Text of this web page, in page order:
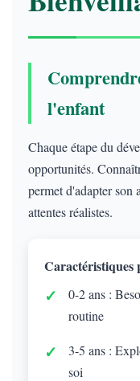
l'enfant
Chaque étape du
opportunités.
permet d'adapter son
attentes réalistes.
Caractéristiques
0-2 ans :
routine
3-5 ans :
soi